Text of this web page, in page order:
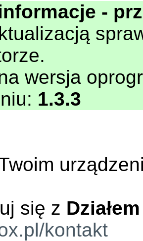
-
wersja
1.3.3
się z
kontakt